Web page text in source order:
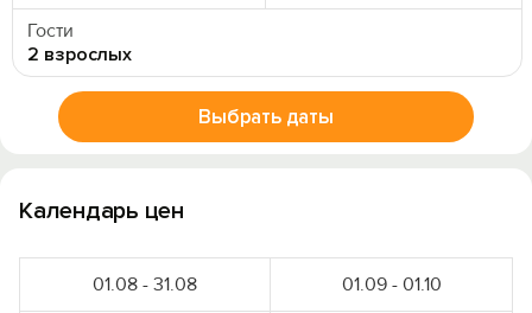
Гости
2 взрослых
Выбрать даты
Календарь цен
01.08 - 31.08 01.09 - 01.10